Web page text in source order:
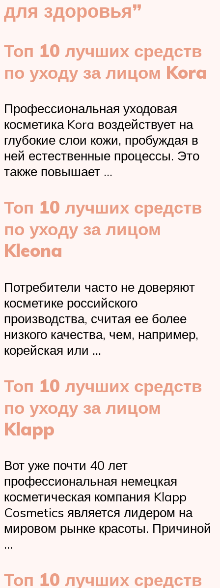
для здоровья”
Топ 10 лучших средств
по уходу за лицом Kora
Профессиональная уходовая
косметика Kora воздействует на
глубокие слои кожи, пробуждая в
ней естественные процессы. Это
также повышает …
Топ 10 лучших средств
по уходу за лицом
Kleona
Потребители часто не доверяют
косметике российского
производства, считая ее более
низкого качества, чем, например,
корейская или …
Топ 10 лучших средств
по уходу за лицом
Klapp
Вот уже почти 40 лет
профессиональная немецкая
косметическая компания Klapp
Cosmetics является лидером на
мировом рынке красоты. Причиной
…
Топ 10 лучших средств